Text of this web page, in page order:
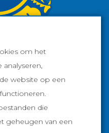
om het
website op een
die
geheugen van een